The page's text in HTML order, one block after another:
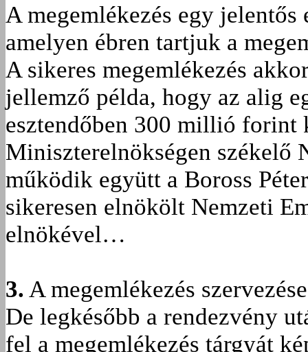
A megemlékezés egy jelentős
amelyen ébren tartjuk a
A sikeres megemlékezés
jellemző példa, hogy az alig
esztendőben 300 millió forint
Miniszterelnökségen székelő
működik együtt a Boross
sikeresen elnökölt Nemzeti
elnökével…
3. A megemlékezés
De legkésőbb a rendezvény
fel a megemlékezés tárgyát